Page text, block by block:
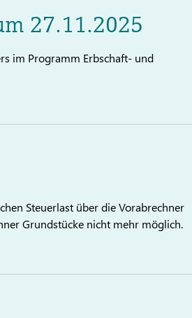
27.11.2025
im Programm Erbschaft- und
Steuerlast über die Vorabrechner
Grundstücke nicht mehr möglich.